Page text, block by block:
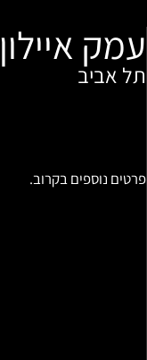
עמק איילון 13-15
תל אביב
פרטים נוספים בקרוב.